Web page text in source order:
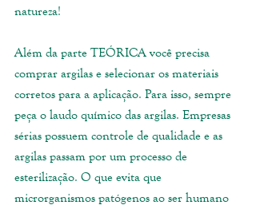
natureza!
Além da parte TEÓRICA você precisa
comprar argilas e selecionar os materiais
corretos para a aplicação. Para isso, sempre
peça o laudo químico das argilas. Empresas
sérias possuem controle de qualidade e as
argilas passam por um processo de
esterilização. O que evita que
microrganismos patógenos ao ser humano